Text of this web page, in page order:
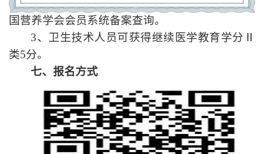
国营养学会会员系统备案查询。
3、卫生技术人员可获得继续医学教育学分Ⅱ
类5分。
七、报名方式